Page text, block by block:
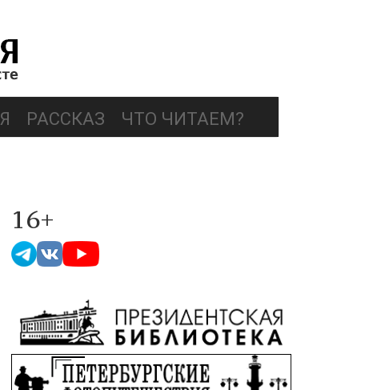
РАССКАЗ ЧТО ЧИТАЕМ?
16+